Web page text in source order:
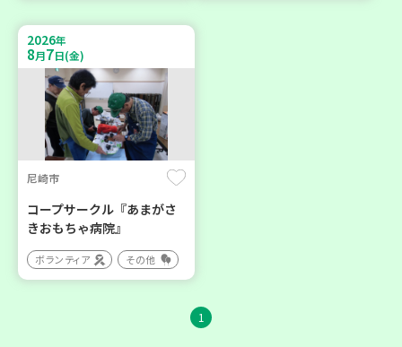
2026年
8月7日(金)
尼崎市
コープサークル『あまがさ
きおもちゃ病院』
ボランティア その他
1